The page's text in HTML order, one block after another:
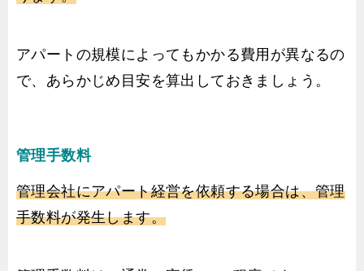
アパートの規模によってもかかる費用が異なるの
で、あらかじめ目安を算出しておきましょう。
管理手数料
管理会社にアパート経営を依頼する場合は、管理
手数料が発生します。